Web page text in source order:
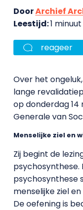
DoorArchief
Leestijd:1 minuut
reageer
Over het
lange
op donderdag 14
Generale van
Menselijke ziel en
Zij begint de
psychosynthese.
psychosynthese
menselijke ziel
De oefening is